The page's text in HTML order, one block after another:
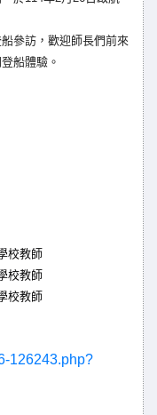
參訪，歡迎師長們前來
船體驗。
校教師
校教師
校教師
126243.php?